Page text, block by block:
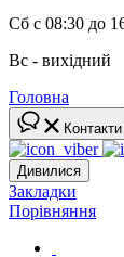
Сб с 08:30 до
Вс - вихідний
Головна
Контакти
Дивилися
Закладки
Порівняння